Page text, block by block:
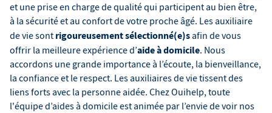
et une prise en charge de qualité qui participent au bien être,
à la sécurité et au confort de votre proche âgé. Les auxiliaire
de vie sont rigoureusement sélectionné(e)safin de vous
offrir la meilleure expérience d’aide à domicile. Nous
accordons une grande importance à l’écoute, la bienveillance,
la confiance et le respect. Les auxiliaires de vie tissent des
liens forts avec la personne aidée. Chez Ouihelp, toute
l'équipe d’aides à domicile est animée par l’envie de voir nos